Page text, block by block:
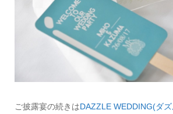
ご披露宴の続きはDAZZLE WEDDING(ダ